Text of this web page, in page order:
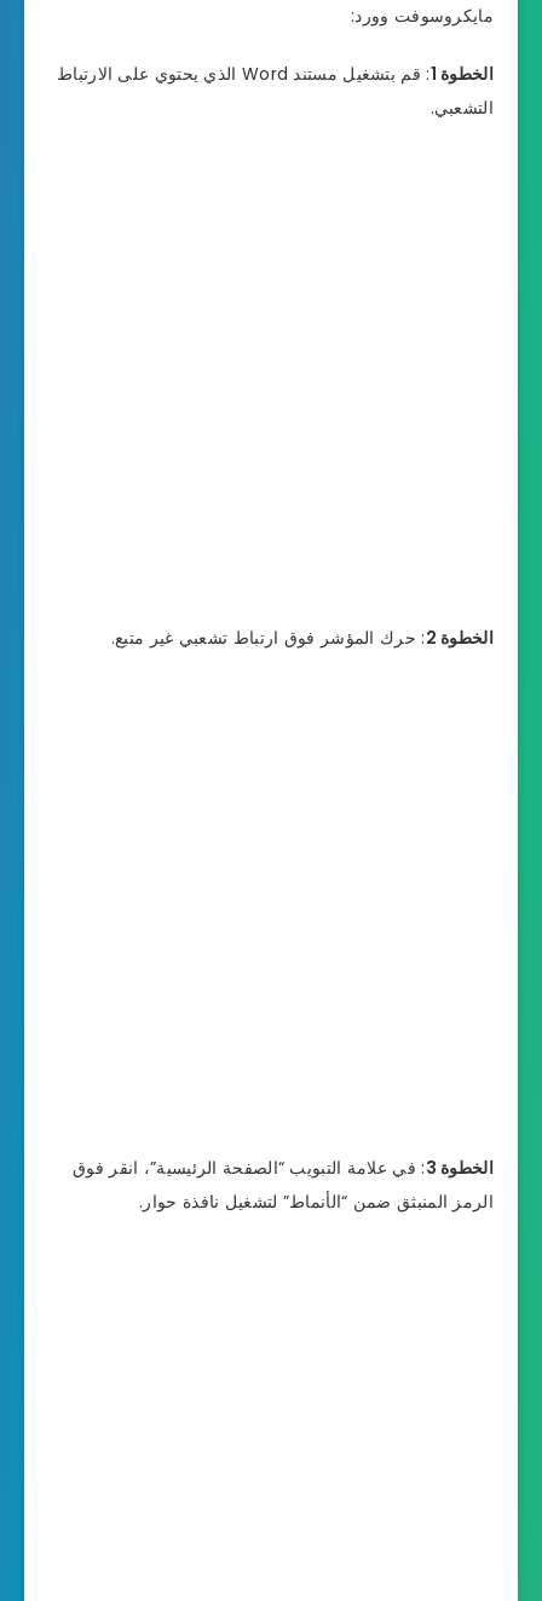
مايكروسوفت وورد:
الخطوة 1
: قم بتشغيل مستند Word الذي يحتوي على الارتباط
التشعبي.
الخطوة 2 : حرك المؤشر فوق ارتباط تشعبي غير متبع.
الخطوة 3
: في علامة التبويب “الصفحة الرئيسية”، انقر فوق
الرمز المنبثق ضمن “الأنماط” لتشغيل نافذة حوار.